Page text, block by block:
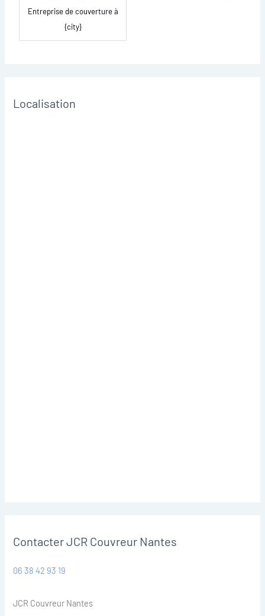
Entreprise de couverture à
{city}
Localisation
Contacter JCR Couvreur Nantes
06 38 42 93 19
JCR Couvreur Nantes